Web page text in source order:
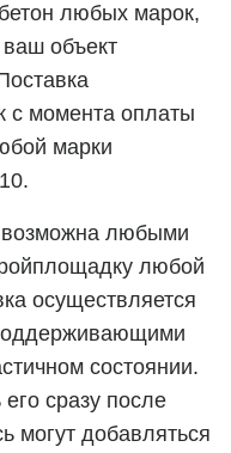
любых марок,
объект
с момента оплаты
марки
возможна любыми
любой
осуществляется
состоянии.
сразу после
могут добавляться